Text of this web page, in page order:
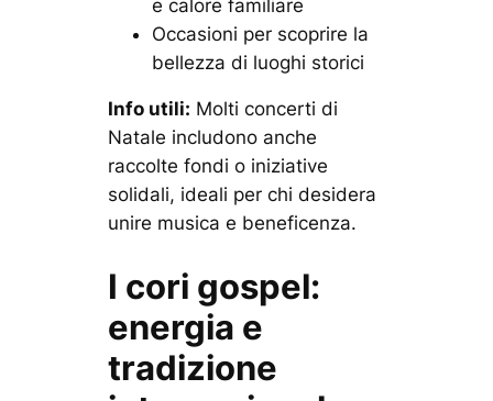
e calore familiare
Occasioni per scoprire la
bellezza di luoghi storici
Info utili: Molti concerti di
Natale includono anche
raccolte fondi o iniziative
solidali, ideali per chi desidera
unire musica e beneficenza.
I cori gospel:
energia e
tradizione